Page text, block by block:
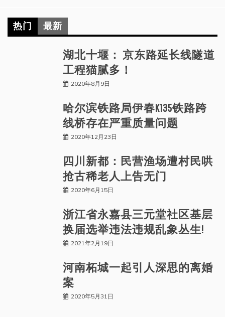
热门 最新
湖北十堰： 京东路延长线隧道
工程猫腻多！
2020年8月9日
哈尔滨铁路局伊春K135铁路跨
线桥存在严重质量问题
2020年12月23日
四川新都：民营渔场遭村民哄
抢古稀老人上告无门
2020年6月15日
浙江省永嘉县三元堂社区基层
换届选举违法违规乱象丛生!
2021年2月19日
河南柘城一起引人深思的离婚
案
2020年5月31日